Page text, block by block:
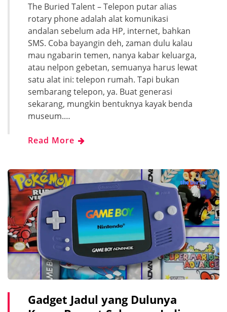
The Buried Talent – Telepon putar alias
rotary phone adalah alat komunikasi
andalan sebelum ada HP, internet, bahkan
SMS. Coba bayangin deh, zaman dulu kalau
mau ngabarin temen, nanya kabar keluarga,
atau nelpon gebetan, semuanya harus lewat
satu alat ini: telepon rumah. Tapi bukan
sembarang telepon, ya. Buat generasi
sekarang, mungkin bentuknya kayak benda
museum.…
Read More
Gadget Jadul yang Dulunya